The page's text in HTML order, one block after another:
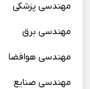
مهندسی پزشکی
مهندسی برق
مهندسی هوافضا
مهندسی صنایع